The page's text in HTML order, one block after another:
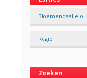
Bloemendaal e.o.
Regio
Zoeken